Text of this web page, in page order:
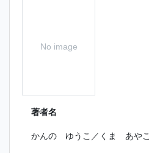
No image
著者名
かんの ゆうこ／くま あやこ